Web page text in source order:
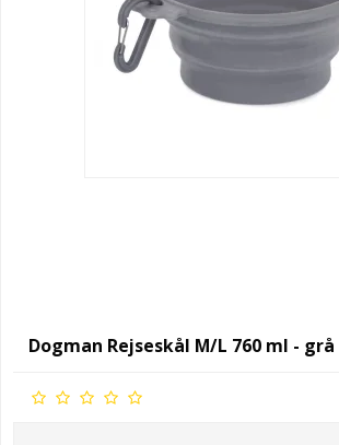
Dogman Rejseskål M/L 760 ml - grå